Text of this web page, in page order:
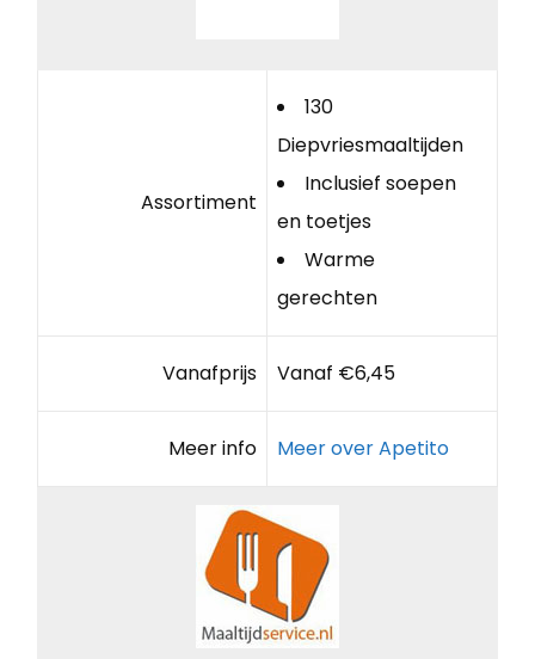
Assortiment
130
Diepvriesmaaltijden
Inclusief soepen
en toetjes
Warme
gerechten
Vanafprijs Vanaf €6,45
Meer info Meer over Apetito